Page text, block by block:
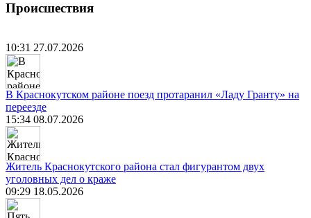
Происшествия
10:31 27.07.2026
В Краснокутском районе поезд протаранил «Ладу Гранту» на
переезде
15:34 08.07.2026
Житель Краснокутского района стал фигурантом двух
уголовных дел о краже
09:29 18.05.2026